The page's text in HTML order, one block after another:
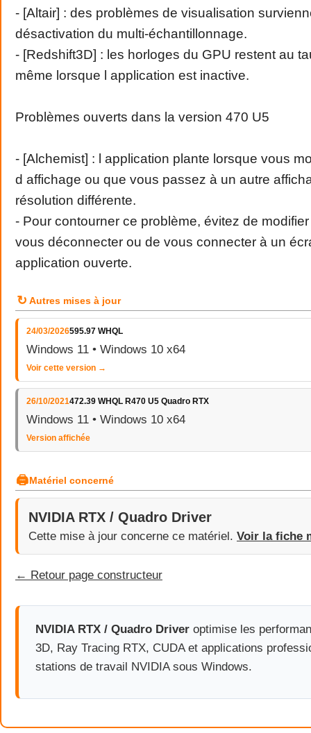
- [Altair] : des problèmes de visualisation
désactivation du multi-échantillonnage.
- [Redshift3D] : les horloges du GPU restent au
même lorsque l application est inactive.
Problèmes ouverts dans la version 470 U5
- [Alchemist] : l application plante lorsque vous
d affichage ou que vous passez à un autre
résolution différente.
- Pour contourner ce problème, évitez de
vous déconnecter ou de vous connecter à un
application ouverte.
↻ Autres mises à jour
24/03/2026595.97 WHQL
Windows 11 • Windows 10 x64
Voir cette version →
26/10/2021472.39 WHQL R470 U5 Quadro RTX
Windows 11 • Windows 10 x64
Version affichée
🖨Matériel concerné
NVIDIA RTX / Quadro Driver
Cette mise à jour concerne ce matériel. Voir la fiche
← Retour page constructeur
NVIDIA RTX / Quadro Driver optimise les
3D, Ray Tracing RTX, CUDA et applications
stations de travail NVIDIA sous Windows.